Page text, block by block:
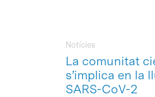
La comunitat
s’implica en la
SARS-CoV-2
Notícies